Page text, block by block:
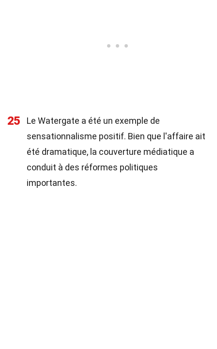
25
Le Watergate a été un exemple de
sensationnalisme positif. Bien que l'affaire ait
été dramatique, la couverture médiatique a
conduit à des réformes politiques
importantes.